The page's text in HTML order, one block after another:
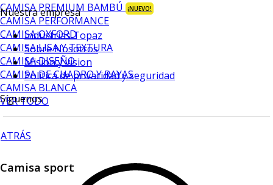
CAMISA PREMIUM BAMBÚ ¡NUEVO!
CAMISA PERFORMANCE
CAMISA OXFORD
CAMISA LISA Y TEXTURA
CAMISA DISEÑO
CAMISA DE CUADRO Y RAYAS
CAMISA BLANCA
VER TODO
ATRÁS
Camisa sport
Nuestra empresa
Industrias Topaz
Sobre Nosotros
Mision y vision
Política de privacidad y seguridad
Síguenos